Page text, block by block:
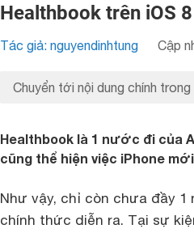
Healthbook trên iOS
Tác giả: nguyendinhtung Cập
Chuyển tới nội dung chính trong
Healthbook là 1 nước đi của
cũng thể hiện việc iPhone
Như vậy, chỉ còn chưa đầy 1
chính thức diễn ra. Tại sự